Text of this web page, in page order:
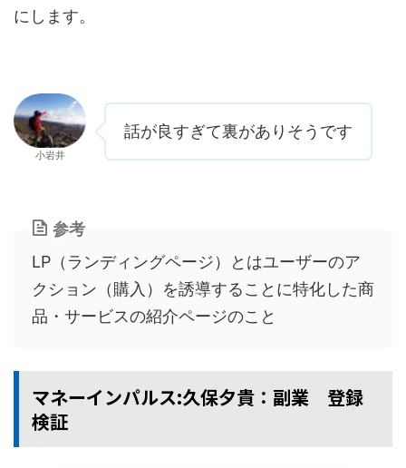
にします。
小岩井
話が良すぎて裏がありそうです
参考
LP（ランディングページ）とはユーザーのア
クション（購入）を誘導することに特化した商
品・サービスの紹介ページのこと
マネーインパルス:久保夕貴：副業 登録
検証